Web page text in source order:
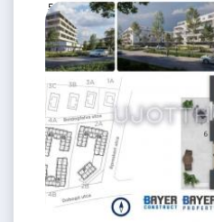
56.5 M Ft
41 m2
2 szoba
3.
emelet